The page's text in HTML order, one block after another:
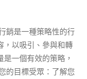
銷是一種策略性的行
，以吸引、參與和轉
一個有效的策略，
的目標受眾：了解您